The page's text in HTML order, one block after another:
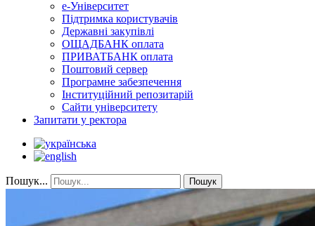
е-Університет
Підтримка користувачів
Державні закупівлі
ОЩАДБАНК оплата
ПРИВАТБАНК оплата
Поштовий сервер
Програмне забезпечення
Інституційний репозитарій
Сайти університету
Запитати у ректора
Пошук... Пошук